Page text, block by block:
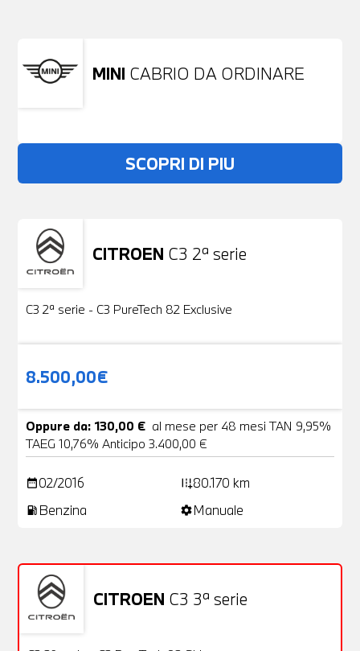
MINI CABRIO DA ORDINARE
SCOPRI DI PIU
CITROEN C3 2ª serie
Usato
C3 2ª serie - C3 PureTech 82 Exclusive
8.500,00€
Oppure da: 130,00 € al mese per 48 mesi TAN 9,95%
TAEG 10,76% Anticipo 3.400,00 €
date_range02/2016 add_road80.170 km
local_gas_station Benzina settingsManuale
CITROEN C3 3ª serie
Usato